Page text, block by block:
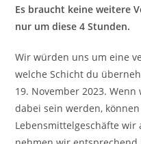
Es braucht keine weitere
nur um diese 4 Stunden.
Wir würden uns um eine
welche Schicht du
19. November 2023.
dabei sein werden,
Lebensmittelgeschäfte